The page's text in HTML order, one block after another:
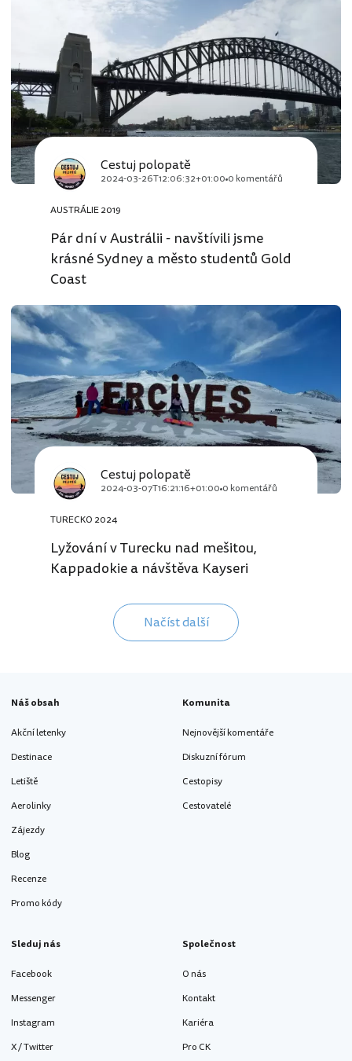
Cestuj polopatě
2024-03-26T12:06:32+01:00 0 komentářů
AUSTRÁLIE 2019
Pár dní v Austrálii - navštívili jsme
krásné Sydney a město studentů Gold
Coast
Cestuj polopatě
2024-03-07T16:21:16+01:00 0 komentářů
TURECKO 2024
Lyžování v Turecku nad mešitou,
Kappadokie a návštěva Kayseri
Načíst další
Náš obsah
Akční letenky
Destinace
Letiště
Aerolinky
Zájezdy
Blog
Recenze
Promo kódy
Komunita
Nejnovější komentáře
Diskuzní fórum
Cestopisy
Cestovatelé
Sleduj nás
Facebook
Messenger
Instagram
X / Twitter
Společnost
O nás
Kontakt
Kariéra
Pro CK